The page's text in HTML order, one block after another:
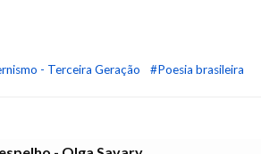
- Terceira Geração #Poesia brasileira